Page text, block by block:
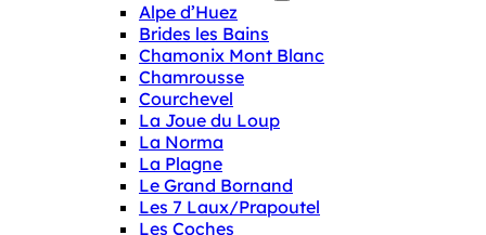
Alpe d’Huez
Brides les Bains
Chamonix Mont Blanc
Chamrousse
Courchevel
La Joue du Loup
La Norma
La Plagne
Le Grand Bornand
Les 7 Laux/Prapoutel
Les Coches